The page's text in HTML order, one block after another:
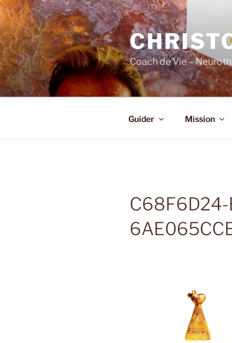
Skip
to
content
Coach de Vie –
Guider Mission